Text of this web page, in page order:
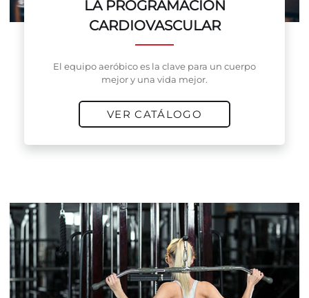
LA PROGRAMACIÓN
CARDIOVASCULAR
El equipo aeróbico es la clave para un cuerpo
mejor y una vida mejor.
VER CATÁLOGO